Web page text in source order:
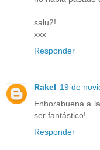
salu2!
xxx
Responder
Rakel 19 de
Enhorabuena a
ser fantástico!
Responder